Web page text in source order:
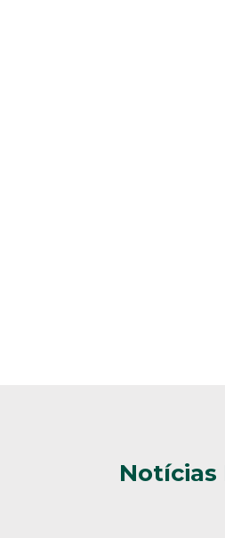
Notícias